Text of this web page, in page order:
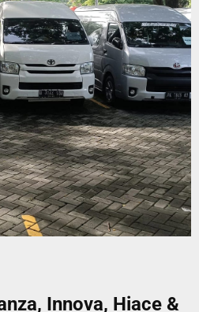
Innova, Hiace &